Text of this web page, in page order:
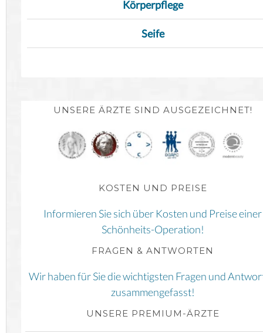
Körperpflege
Seife
UNSERE ÄRZTE SIND AUSGEZEICHNET!
KOSTEN UND PREISE
Informieren Sie sich über Kosten und Preise einer
Schönheits-Operation!
FRAGEN & ANTWORTEN
Wir haben für Sie die wichtigsten Fragen und
zusammengefasst!
UNSERE PREMIUM-ÄRZTE